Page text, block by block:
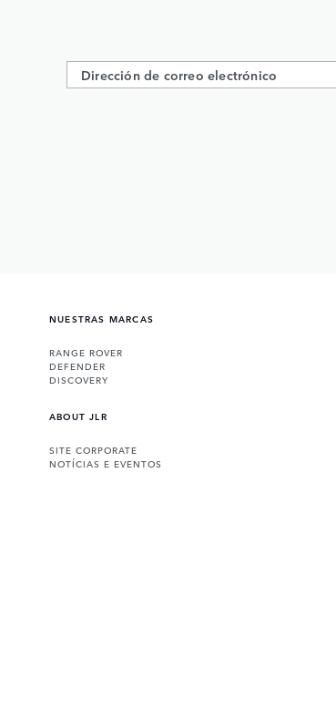
NUESTRAS MARCAS
RANGE ROVER
DEFENDER
DISCOVERY
ABOUT JLR
SITE CORPORATE
NOTÍCIAS E EVENTOS